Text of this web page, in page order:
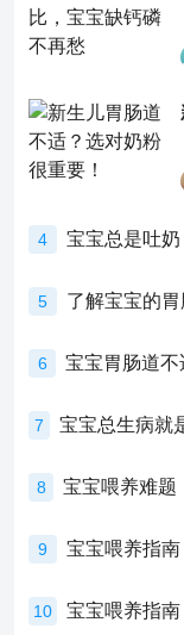
4 宝宝总是吐奶
5 了解宝宝的
6
7
8
9 宝宝喂养指
10 宝宝喂养指